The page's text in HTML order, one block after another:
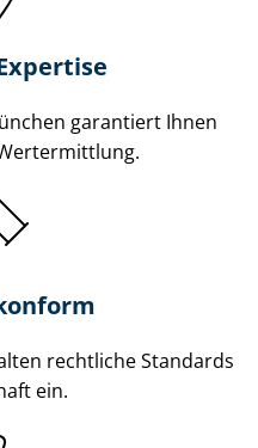
garantiert Ihnen
rechtliche Standards
ein.